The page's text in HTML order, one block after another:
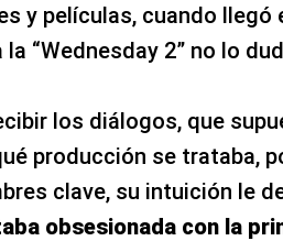
y películas, cuando
la “Wednesday 2” no lo
los diálogos, que
producción se trataba,
clave, su intuición le
obsesionada con la